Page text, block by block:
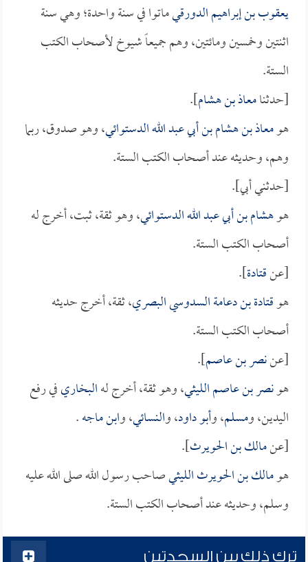
يعقوب بن إبراهيم الدورقيماتوا في سنة واحدة؛ وهي سنة
اثنتين وخمسين ومائتين، وهم جميعاً شيوخ لأصحاب الكتب
الستة.
[حدثنامعاذ بن هشام].
هومعاذ بن هشام بن أبي عبد الله الدستوائي، وهو صدوق، ربما
وهم، وحديثه عند أصحاب الكتب الستة.
[حدثني أبي].
هوهشام بن أبي عبد الله الدستوائي، وهو ثقة، ثبت، أخرج له
أصحاب الكتب الستة.
[عنقتادة].
هوقتادة بن دعامة السدوسي البصري، ثقة، أخرج حديثه
أصحاب الكتب الستة.
[عننصر بن عاصم].
هونصر بن عاصم الليثي، وهو ثقة، أخرج لهالبخاريفي رفع
اليدين، ومسلم، وأبو داود، والنسائي، وابن ماجه.
[عنمالك بن الحويرث].
هومالك بن الحويرث الليثيصاحب رسول الله صلى الله عليه
وسلم، وحديثه عند أصحاب الكتب الستة.
ترك ذلك بين السجدتين